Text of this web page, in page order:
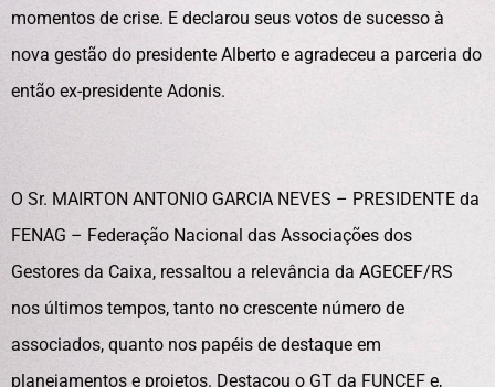
momentos de crise. E declarou seus votos de sucesso à
nova gestão do presidente Alberto e agradeceu a parceria do
então ex-presidente Adonis.
O Sr. MAIRTON ANTONIO GARCIA NEVES – PRESIDENTE da
FENAG – Federação Nacional das Associações dos
Gestores da Caixa, ressaltou a relevância da AGECEF/RS
nos últimos tempos, tanto no crescente número de
associados, quanto nos papéis de destaque em
planejamentos e projetos. Destacou o GT da FUNCEF e,